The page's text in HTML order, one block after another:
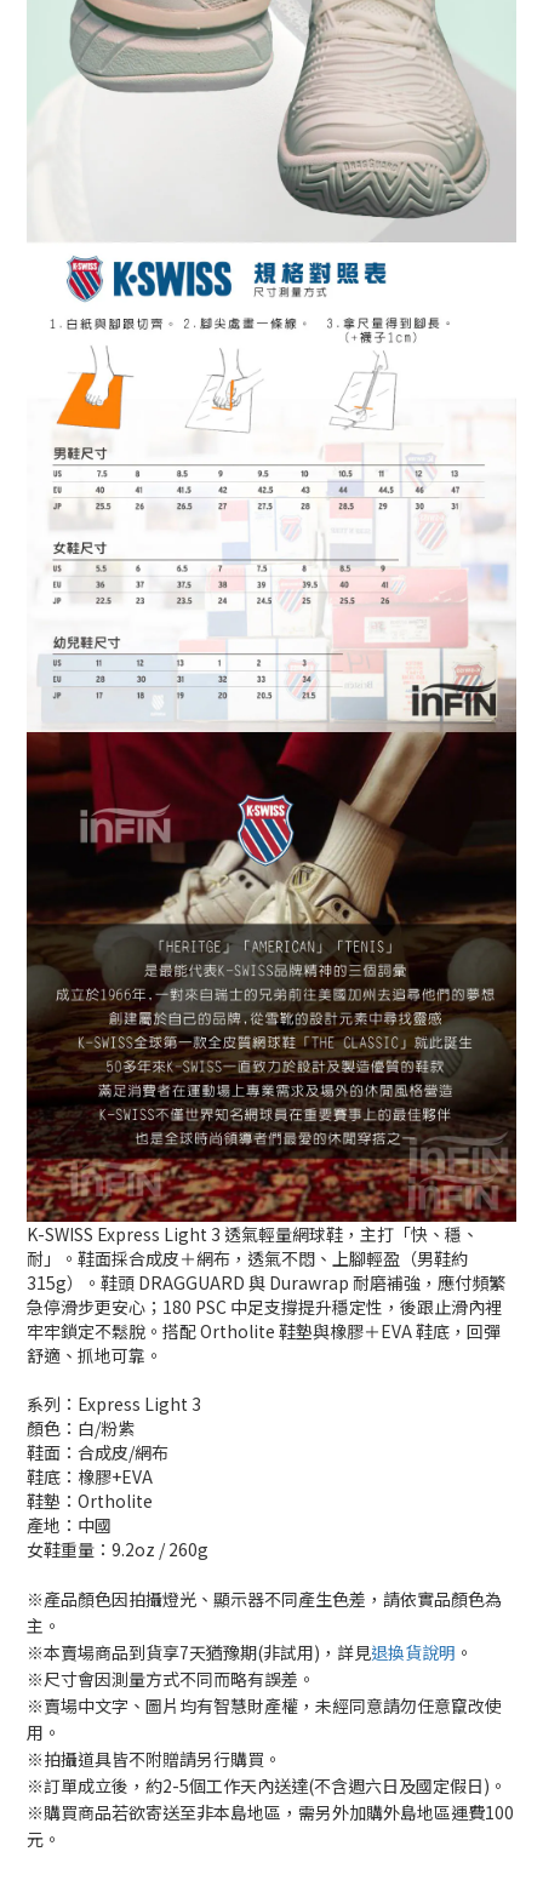
K-SWISS Express Light 3 透氣輕量網球鞋，主打「快、穩、
耐」。鞋面採合成皮＋網布，透氣不悶、上腳輕盈（男鞋約
315g）。鞋頭 DRAGGUARD 與 Durawrap 耐磨補強，應付頻繁
急停滑步更安心；180 PSC 中足支撐提升穩定性，後跟止滑內裡
牢牢鎖定不鬆脫。搭配 Ortholite 鞋墊與橡膠＋EVA 鞋底，回彈
舒適、抓地可靠。
系列：Express Light 3
顏色：白/粉紫
鞋面：合成皮/網布
鞋底：橡膠+EVA
鞋墊：Ortholite
產地：中國
女鞋重量：9.2oz / 260g
※產品顏色因拍攝燈光、顯示器不同產生色差，請依實品顏色為
主。
※本賣場商品到貨享7天猶豫期(非試用)，詳見退換貨說明 。
※尺寸會因測量方式不同而略有誤差。
※賣場中文字、圖片均有智慧財產權，未經同意請勿任意竄改使
用。
※拍攝道具皆不附贈請另行購買。
※訂單成立後，約2-5個工作天內送達(不含週六日及國定假日)。
※購買商品若欲寄送至非本島地區，需另外加購外島地區運費100
元。